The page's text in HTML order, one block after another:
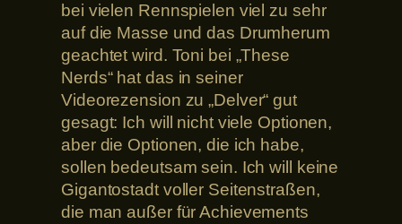
bei vielen Rennspielen viel zu sehr
auf die Masse und das Drumherum
geachtet wird. Toni bei „These
Nerds“ hat das in seiner
Videorezension zu „Delver“ gut
gesagt: Ich will nicht viele Optionen,
aber die Optionen, die ich habe,
sollen bedeutsam sein. Ich will keine
Gigantostadt voller Seitenstraßen,
die man außer für Achievements